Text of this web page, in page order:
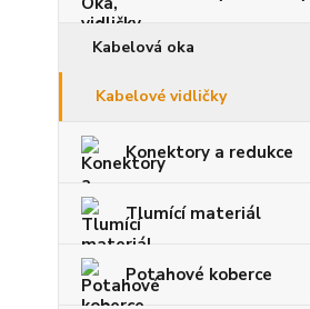
Kabelová oka
Kabelové vidličky
Konektory a redukce
Tlumící materiál
Potahové koberce